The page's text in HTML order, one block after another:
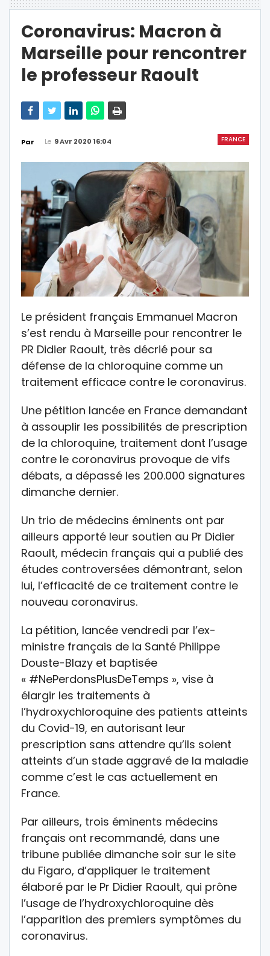
Coronavirus: Macron à
Marseille pour rencontrer
le professeur Raoult
FRANCE
Par Le 9 Avr 2020 16:04
Le président français Emmanuel Macron
s’est rendu à Marseille pour rencontrer le
PR Didier Raoult, très décrié pour sa
défense de la chloroquine comme un
traitement efficace contre le coronavirus.
Une pétition lancée en France demandant
à assouplir les possibilités de prescription
de la chloroquine, traitement dont l’usage
contre le coronavirus provoque de vifs
débats, a dépassé les 200.000 signatures
dimanche dernier.
Un trio de médecins éminents ont par
ailleurs apporté leur soutien au Pr Didier
Raoult, médecin français qui a publié des
études controversées démontrant, selon
lui, l’efficacité de ce traitement contre le
nouveau coronavirus.
La pétition, lancée vendredi par l’ex-
ministre français de la Santé Philippe
Douste-Blazy et baptisée
« #NePerdonsPlusDeTemps », vise à
élargir les traitements à
l’hydroxychloroquine des patients atteints
du Covid-19, en autorisant leur
prescription sans attendre qu’ils soient
atteints d’un stade aggravé de la maladie
comme c’est le cas actuellement en
France.
Par ailleurs, trois éminents médecins
français ont recommandé, dans une
tribune publiée dimanche soir sur le site
du Figaro, d’appliquer le traitement
élaboré par le Pr Didier Raoult, qui prône
l’usage de l’hydroxychloroquine dès
l’apparition des premiers symptômes du
coronavirus.